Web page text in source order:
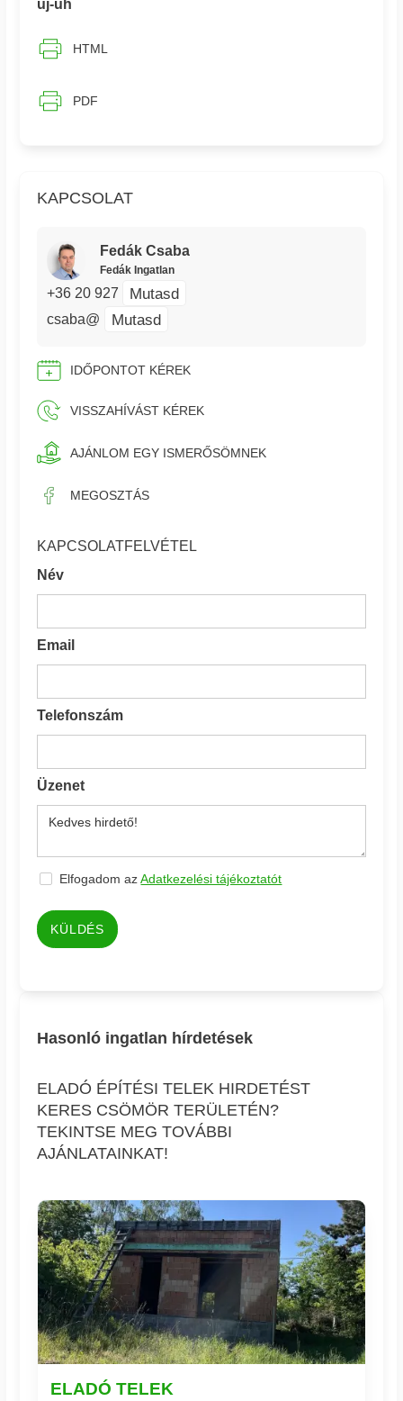
KAPCSOLAT
Fedák Csaba
Fedák Ingatlan
+36 20 927 Mutasd
csaba@ Mutasd
IDŐPONTOT KÉREK
VISSZAHÍVÁST KÉREK
AJÁNLOM EGY ISMERŐSÖMNEK
MEGOSZTÁS
KAPCSOLATFELVÉTEL
Név
Email
Telefonszám
Üzenet
Elfogadom azAdatkezelési tájékoztatót
KÜLDÉS
uj-üh
HTML
PDF
Hasonló ingatlan hírdetések
ELADÓ ÉPÍTÉSI TELEK HIRDETÉST
KERES CSÖMÖR TERÜLETÉN?
TEKINTSE MEG TOVÁBBI
AJÁNLATAINKAT!
ELADÓ TELEK